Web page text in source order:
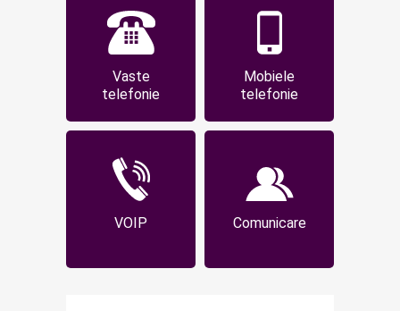
Vaste
telefonie
Mobiele
telefonie
VOIP Comunicare